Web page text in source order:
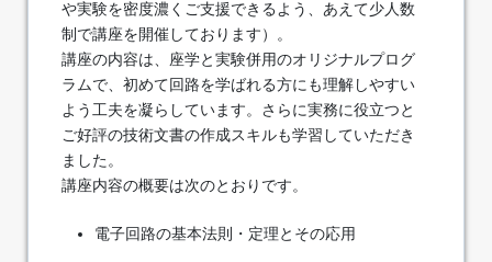
や実験を密度濃くご支援できるよう、あえて少人数
制で講座を開催しております）。
講座の内容は、座学と実験併用のオリジナルプログ
ラムで、初めて回路を学ばれる方にも理解しやすい
よう工夫を凝らしています。さらに実務に役立つと
ご好評の技術文書の作成スキルも学習していただき
ました。
講座内容の概要は次のとおりです。
電子回路の基本法則・定理とその応用